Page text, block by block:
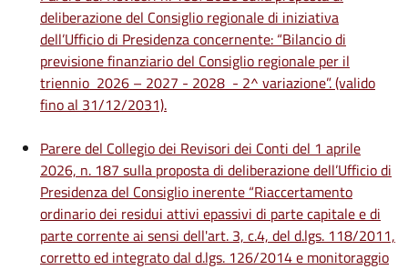
deliberazione del Consiglio regionale di iniziativa
dell’Ufficio di Presidenza concernente: “Bilancio di
previsione finanziario del Consiglio regionale per il
triennio 2026 – 2027 - 2028 - 2^ variazione”. (valido
fino al 31/12/2031).
Parere del Collegio dei Revisori dei Conti del 1 aprile
2026, n. 187 sulla proposta di deliberazione dell’Ufficio di
Presidenza del Consiglio inerente “Riaccertamento
ordinario dei residui attivi epassivi di parte capitale e di
parte corrente ai sensi dell'art. 3, c.4, del d.lgs. 118/2011,
corretto ed integrato dal d.lgs. 126/2014 e monitoraggio